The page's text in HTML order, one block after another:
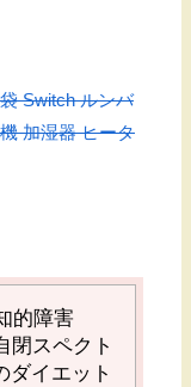
Switch ルンバ
加湿器 ヒータ
的障害
閉スペクト
ダイエット